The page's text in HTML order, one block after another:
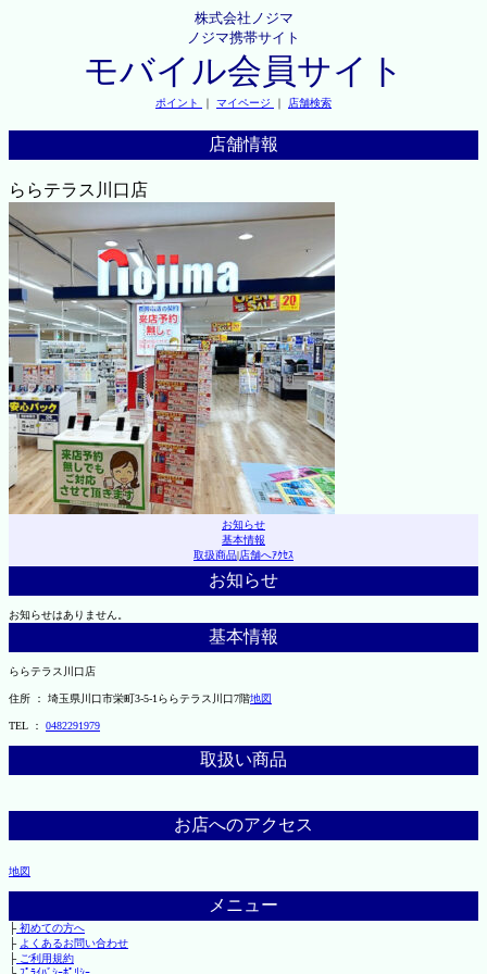
株式会社ノジマ
ノジマ携帯サイト
モバイル会員サイト
ポイント ｜ マイページ ｜ 店舗検索
店舗情報
ららテラス川口店
お知らせ
基本情報
取扱商品|店舗へｱｸｾｽ
お知らせ
お知らせはありません。
基本情報
ららテラス川口店
住所 ： 埼玉県川口市栄町3-5-1ららテラス川口7階地図
TEL ： 0482291979
取扱い商品
お店へのアクセス
地図
メニュー
├初めての方へ
├ よくあるお問い合わせ
├ご利用規約